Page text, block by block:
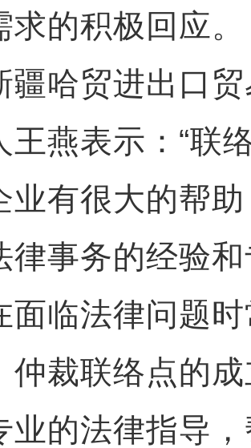
求的积极回应。
贸进出口贸
王燕表示：“联
业有很大的帮
律事务的经验
面临法律问题
仲裁联络点的
业的法律指导